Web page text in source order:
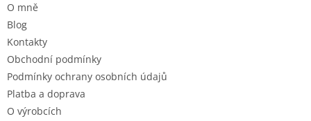
O mně
Blog
Kontakty
Obchodní podmínky
Podmínky ochrany osobních údajů
Platba a doprava
O výrobcích